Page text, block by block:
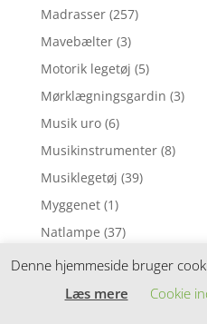
Madrasser (257)
Mavebælter (3)
Motorik legetøj (5)
Mørklægningsgardin (3)
Musik uro (6)
Musikinstrumenter (8)
Musiklegetøj (39)
Myggenet (1)
Natlampe (37)
Nattøj (1)
Neglelak
Denne hjemmeside bruger
Læs mere
Cookie